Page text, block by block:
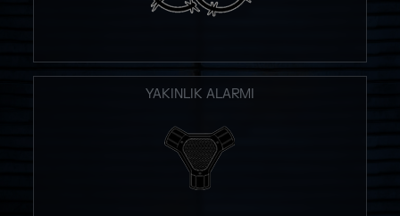
YAKINLIK ALARMI